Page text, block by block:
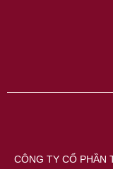
CÔNG TY CỔ PHẦN